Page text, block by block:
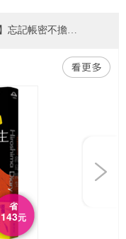
【忘記帳密怎麼辦!】忘記帳密不擔心，請點官網首頁右上角「登入」，在會員登入頁面找到「忘記帳密」功能，依系統指示輸入相關資料即可查找帳號或重設密碼囉～
【書紐eXross 支援版本公告】2026/09/01起「書紐eXross」APP 為提供更安全的閱讀環境與效能，將停止支援 Android 8（含）以下版本。請使用Android 8（含）以下之用戶，升級您的系統或改用電腦版閱讀（Android 9 以上及 iOS/iPadOS 用戶不受影響）。
省
143元